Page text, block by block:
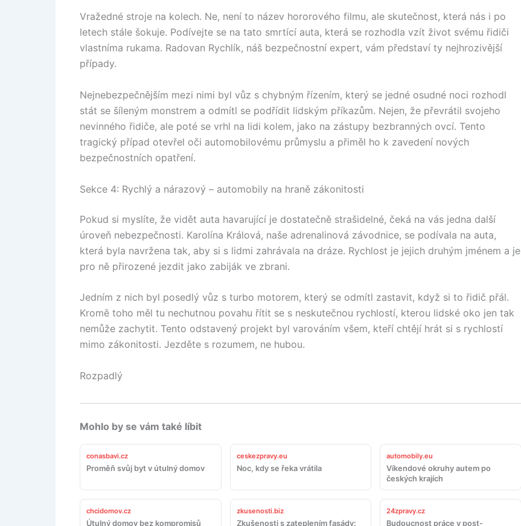
Vražedné stroje na kolech. Ne, není to název hororového filmu, ale skutečnost, která nás i po
letech stále šokuje. Podívejte se na tato smrtící auta, která se rozhodla vzít život svému řidiči
vlastníma rukama. Radovan Rychlík, náš bezpečnostní expert, vám představí ty nejhrozivější
případy.
Nejnebezpečnějším mezi nimi byl vůz s chybným řízením, který se jedné osudné noci rozhodl
stát se šíleným monstrem a odmítl se podřídit lidským příkazům. Nejen, že převrátil svojeho
nevinného řidiče, ale poté se vrhl na lidi kolem, jako na zástupy bezbranných ovcí. Tento
tragický případ otevřel oči automobilovému průmyslu a přiměl ho k zavedení nových
bezpečnostních opatření.
Sekce 4: Rychlý a nárazový – automobily na hraně zákonitosti
Pokud si myslíte, že vidět auta havarující je dostatečně strašidelné, čeká na vás jedna další
úroveň nebezpečnosti. Karolína Králová, naše adrenalinová závodnice, se podívala na auta,
která byla navržena tak, aby si s lidmi zahrávala na dráze. Rychlost je jejich druhým jménem a je
pro ně přirozené jezdit jako zabiják ve zbrani.
Jedním z nich byl posedlý vůz s turbo motorem, který se odmítl zastavit, když si to řidič přál.
Kromě toho měl tu nechutnou povahu řítit se s neskutečnou rychlostí, kterou lidské oko jen tak
nemůže zachytit. Tento odstavený projekt byl varováním všem, kteří chtějí hrát si s rychlostí
mimo zákonitosti. Jezděte s rozumem, ne hubou.
Rozpadlý
Mohlo by se vám také líbit
conasbavi.cz
Proměň svůj byt v útulný domov
ceskezpravy.eu
Noc, kdy se řeka vrátila
automobily.eu
Víkendové okruhy autem po
českých krajích
chcidomov.cz
Útulný domov bez kompromisů
zkusenosti.biz
Zkušenosti s zateplením fasády:
24zpravy.cz
Budoucnost práce v post-